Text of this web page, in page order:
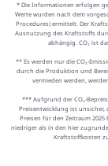
* Die Informationen erfolgen
Werte wurden nach dem
Procedures) ermittelt. Der
Ausnutzung des Kraftstoffs
abhängig. CO₂ ist
** Es werden nur die CO₂-
durch die Produktion und
vermieden werden,
*** Aufgrund der CO₂-
Preisentwicklung ist unsicher,
Preisen für den Zeitraum 2025
niedriger als in den hier
Kraftstoffkosten